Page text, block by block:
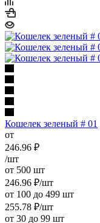
Кошелек зеленый # 01
от
246.96 ₽
/шт
от 500 шт
246.96 ₽/шт
от 100 до 499 шт
255.78 ₽/шт
от 30 до 99 шт